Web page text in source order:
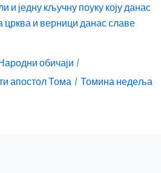
и једну кључну поуку коју данас
и верници данас славе
обичаји
апостол Тома Томина недеља